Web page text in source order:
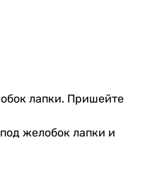
лапки. Пришейте
желобок лапки и